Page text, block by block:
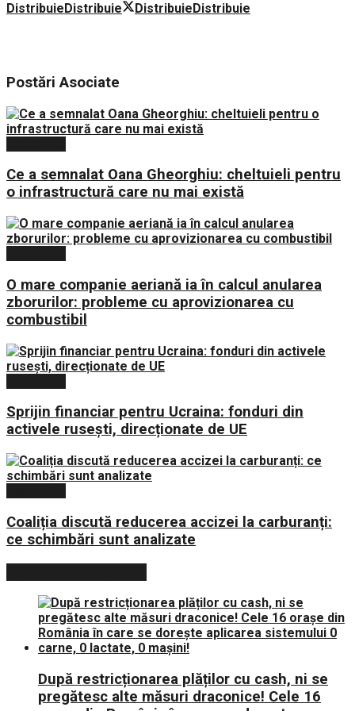
Distribuie Distribuie Distribuie Distribuie
PostăriAsociate
Ce a semnalat Oana Gheorghiu: cheltuieli pentru
o infrastructură care nu mai există
O mare companie aeriană ia în calcul anularea
zborurilor: probleme cu aprovizionarea cu
combustibil
Sprijin financiar pentru Ucraina: fonduri din
activele rusești, direcționate de UE
Coaliția discută reducerea accizei la carburanți:
ce schimbări sunt analizate
După restricționarea plăților cu cash, ni se
pregătesc alte măsuri draconice! Cele 16